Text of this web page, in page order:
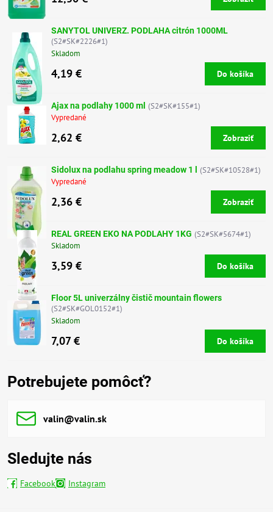
SANYTOL UNIVERZ. PODLAHA citrón 1000ML
(S2#SK#2226#1)
Skladom
4,19 € Do košíka
Ajax na podlahy 1000 ml (S2#SK#155#1)
Vypredané
2,62 € Zobraziť
Sidolux na podlahu spring meadow 1 l
(S2#SK#10528#1)
Vypredané
2,36 € Zobraziť
REAL GREEN EKO NA PODLAHY 1KG (S2#SK#5674#1)
Skladom
3,59 € Do košíka
Floor 5L univerzálny čistič mountain flowers
(S2#SK#GOL0152#1)
Skladom
7,07 € Do košíka
Potrebujete pomôcť?
valin​@valin​.sk
Sledujte nás
Facebook Instagram